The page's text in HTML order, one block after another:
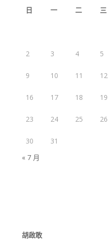
日 一 二 三
2 3 4 5
9 10 11 12
16 17 18 19
23 24 25 26
30
31
« 7 月
胡啟敢